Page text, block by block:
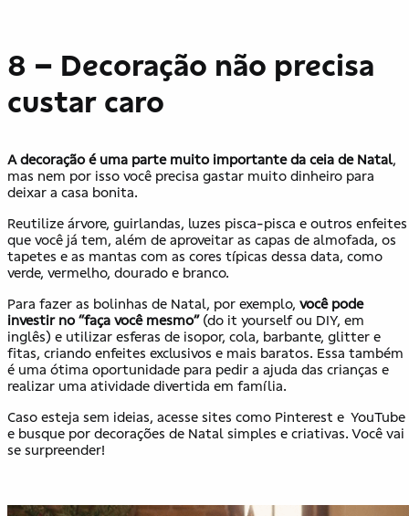
8 – Decoração não precisa
custar caro
A decoração é uma parte muito importante da ceia de Natal,
mas nem por isso você precisa gastar muito dinheiro para
deixar a casa bonita.
Reutilize árvore, guirlandas, luzes pisca-pisca e outros enfeites
que você já tem, além de aproveitar as capas de almofada, os
tapetes e as mantas com as cores típicas dessa data, como
verde, vermelho, dourado e branco.
Para fazer as bolinhas de Natal, por exemplo, você pode
investir no “faça você mesmo”(do it yourself ou DIY, em
inglês) e utilizar esferas de isopor, cola, barbante, glitter e
fitas, criando enfeites exclusivos e mais baratos. Essa também
é uma ótima oportunidade para pedir a ajuda das crianças e
realizar uma atividade divertida em família.
Caso esteja sem ideias, acesse sites como Pinterest e YouTube
e busque por decorações de Natal simples e criativas. Você vai
se surpreender!